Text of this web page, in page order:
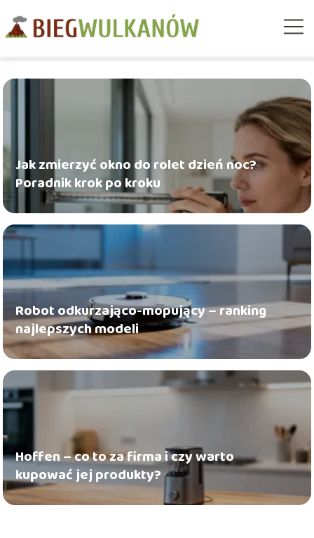
Jak zmierzyć okno do rolet dzień noc?
Poradnik krok po kroku
Robot odkurzająco-mopujący – ranking
najlepszych modeli
Hoffen – co to za firma i czy warto
kupować jej produkty?